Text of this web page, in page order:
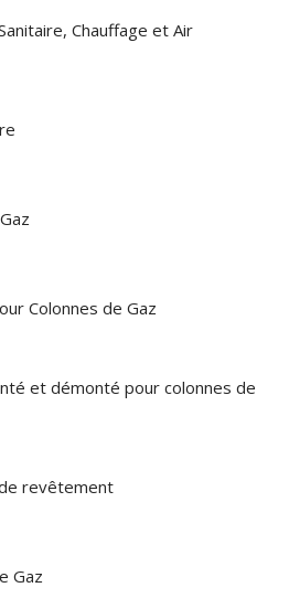
Chauffage et Air
Colonnes de Gaz
et démonté pour colonnes de
revêtement
Gaz